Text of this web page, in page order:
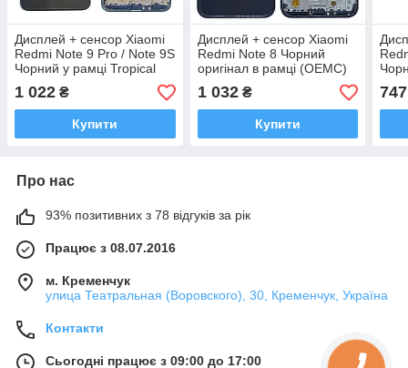
Дисплей + сенсор Xiaomi
Redmi Note 9 Pro / Note 9S
Чорний у рамці Tropical
Green original (OEM)
1 022 ₴
Купити
Дисплей + сенсор Xiaomi
Redmi Note 8 Чорний
оригінал в рамці (OEMC)
1 032₴
Купити
747
Про нас
93% позитивних з 78 відгуків за рік
Працює з 08.07.2016
м. Кременчук
улица Театральная (Воровского), 30, Кременчук, Україна
Контакти
Сьогодні працює з 09:00 до 17:00